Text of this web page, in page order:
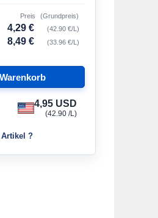
Preis (Grundpreis)
4,29 € (42.90 €/L)
8,49 € (33.96 €/L)
4,95 USD
(42.90 /L)
?